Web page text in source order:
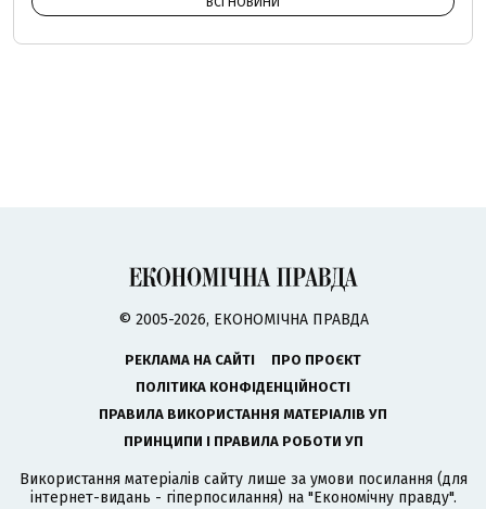
© 2005-2026, ЕКОНОМІЧНА ПРАВДА
РЕКЛАМА НА САЙТІ
ПРО ПРОЄКТ
ПОЛІТИКА КОНФІДЕНЦІЙНОСТІ
ПРАВИЛА ВИКОРИСТАННЯ МАТЕРІАЛІВ УП
ПРИНЦИПИ І ПРАВИЛА РОБОТИ УП
Використання матеріалів сайту лише за умови посилання (для
інтернет-видань - гіперпосилання) на "Економічну правду".